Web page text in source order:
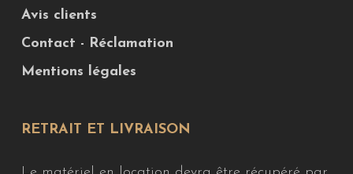
Avis clients
Contact - Réclamation
Mentions légales
RETRAIT ET LIVRAISON